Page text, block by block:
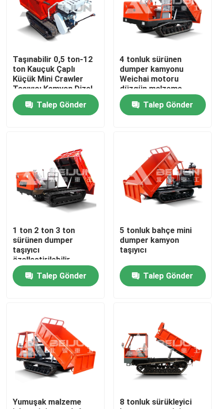
Hakkımızda
Kişiler
videolar
Yeraltı Damperli Kamyon
Yeraltı Belden kırmalı Kamyon
Paletli Damperli Kamyon
Tekerlek makas kaldırma
Taşınabilir 0,5 ton-12
ton Kauçuk Çaplı
Küçük Mini Crawler
Taşıyıcı Kamyon Dizel
Talep Gönder
4 tonluk sürünen
dumper kamyonu
Weichai motoru
düzgün malzeme
taşımacılığı için
çalıştırılırTalep Gönder
1 ton 2 ton 3 ton
sürünen dumper
taşıyıcı
özelleştirilebilir
taşınabilir dizel satış
için
Talep Gönder
5 tonluk bahçe mini
dumper kamyon
taşıyıcı
Talep Gönder
Yumuşak malzeme
8 tonluk sürükleyici